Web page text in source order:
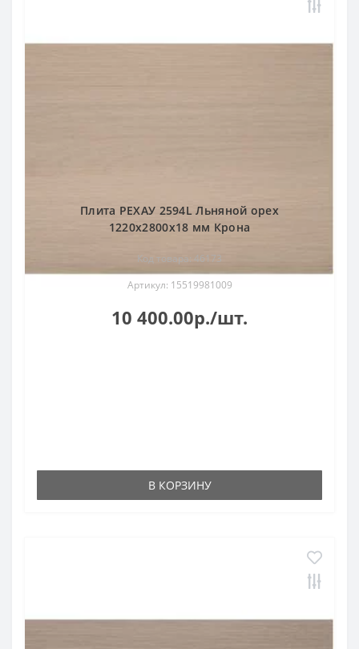
Плита РЕХАУ 2594L Льняной орех
1220x2800x18 мм Крона
Код товара: 46173
Артикул: 15519981009
10 400.00р./шт.
В КОРЗИНУ